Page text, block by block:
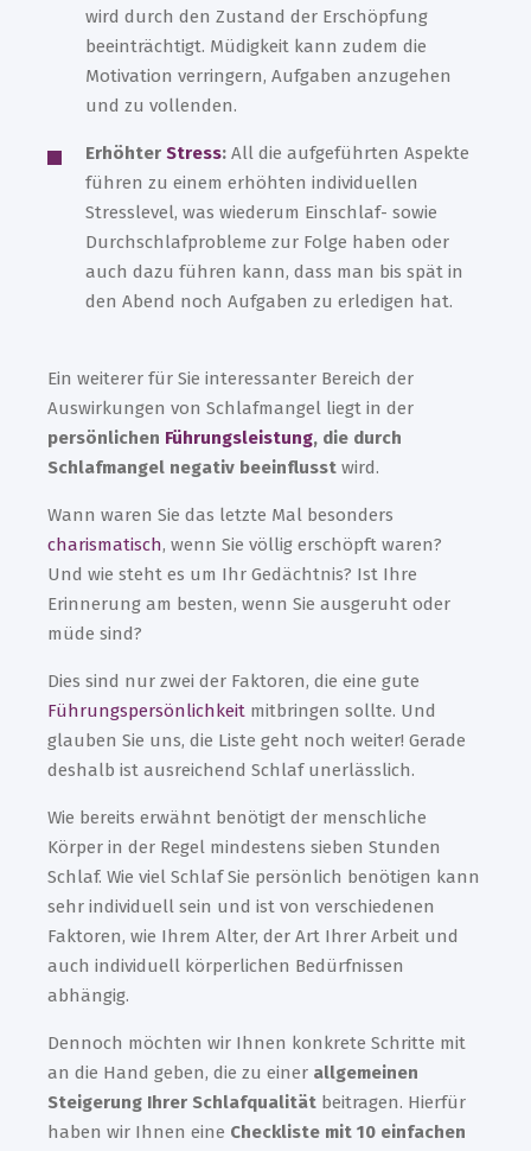
wird durch den Zustand der Erschöpfung
beeinträchtigt. Müdigkeit kann zudem die
Motivation verringern, Aufgaben anzugehen
und zu vollenden.
Erhöhter Stress: All die aufgeführten Aspekte
führen zu einem erhöhten individuellen
Stresslevel, was wiederum Einschlaf- sowie
Durchschlafprobleme zur Folge haben oder
auch dazu führen kann, dass man bis spät in
den Abend noch Aufgaben zu erledigen hat.
Ein weiterer für Sie interessanter Bereich der
Auswirkungen von Schlafmangel liegt in der
persönlichen Führungsleistung, die durch
Schlafmangel negativ beeinflusst wird.
Wann waren Sie das letzte Mal besonders
charismatisch, wenn Sie völlig erschöpft waren?
Und wie steht es um Ihr Gedächtnis? Ist Ihre
Erinnerung am besten, wenn Sie ausgeruht oder
müde sind?
Dies sind nur zwei der Faktoren, die eine gute
Führungspersönlichkeit mitbringen sollte. Und
glauben Sie uns, die Liste geht noch weiter! Gerade
deshalb ist ausreichend Schlaf unerlässlich.
Wie bereits erwähnt benötigt der menschliche
Körper in der Regel mindestens sieben Stunden
Schlaf. Wie viel Schlaf Sie persönlich benötigen kann
sehr individuell sein und ist von verschiedenen
Faktoren, wie Ihrem Alter, der Art Ihrer Arbeit und
auch individuell körperlichen Bedürfnissen
abhängig.
Dennoch möchten wir Ihnen konkrete Schritte mit
an die Hand geben, die zu einer allgemeinen
Steigerung Ihrer Schlafqualität beitragen. Hierfür
haben wir Ihnen eine Checkliste mit 10 einfachen